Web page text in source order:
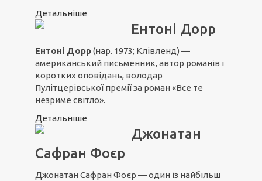
Детальніше
Ентоні Дорр
Ентоні Дорр(нар. 1973; Клівленд) —
американський письменник, автор романів і
коротких оповідань, володар
Пулітцерівської премії за роман «Все те
незриме світло».
Детальніше
Джонатан
Сафран Фоєр
Джонатан Сафран Фоєр — один із найбільш